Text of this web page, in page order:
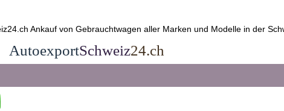
Ankauf von Gebrauchtwagen aller Marken und Modelle in der